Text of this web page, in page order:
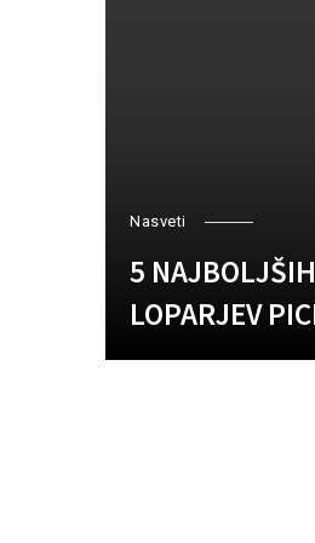
Nasveti
5
LOPARJEV